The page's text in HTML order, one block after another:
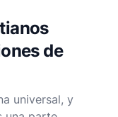
de
universal, y